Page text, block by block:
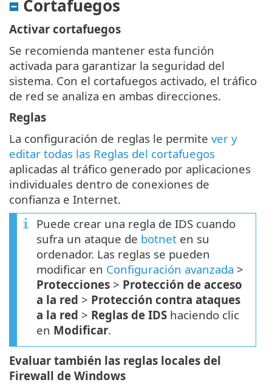
Cortafuegos
Activar cortafuegos
Se recomienda mantener esta función
activada para garantizar la seguridad del
sistema. Con el cortafuegos activado, el tráfico
de red se analiza en ambas direcciones.
Reglas
La configuración de reglas le permite ver y
editar todas las Reglas del cortafuegos
aplicadas al tráfico generado por aplicaciones
individuales dentro de conexiones de
confianza e Internet.
Puede crear una regla de IDS cuando
sufra un ataque de botnet en su
ordenador. Las reglas se pueden
modificar en Configuración avanzada >
Protecciones > Protección de acceso
a la red > Protección contra ataques
a la red > Reglas de IDS haciendo clic
en Modificar.
Evaluar también las reglas locales del
Firewall de Windows